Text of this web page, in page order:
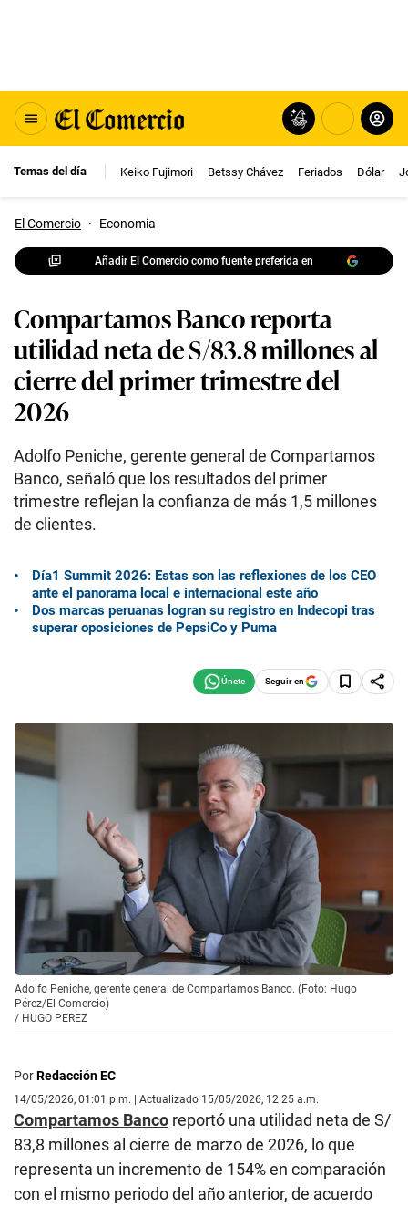
Temas del día Keiko Fujimori Betssy Chávez Feriados Dólar
El Comercio · Economia
Añadir El Comercio como fuente preferida en
Compartamos Banco reporta
utilidad neta de S/83.8 millones al
cierre del primer trimestre del
2026
Adolfo Peniche, gerente general de Compartamos
Banco, señaló que los resultados del primer
trimestre reflejan la confianza de más 1,5 millones
de clientes.
Día1 Summit 2026: Estas son las reflexiones de los CEO
ante el panorama local e internacional este año
Dos marcas peruanas logran su registro en Indecopi tras
superar oposiciones de PepsiCo y Puma
Seguir en
Adolfo Peniche, gerente general de Compartamos Banco. (Foto: Hugo
Pérez/El Comercio)
/ HUGO PEREZ
PorRedacción EC
14/05/2026, 01:01 p.m. | Actualizado 15/05/2026, 12:25 a.m.
Compartamos Banco reportó una utilidad neta de S/
83,8 millones al cierre de marzo de 2026, lo que
representa un incremento de 154% en comparación
con el mismo periodo del año anterior, de acuerdo